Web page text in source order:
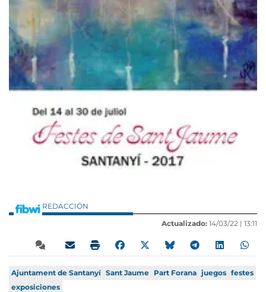
REDACCIÓN
Actualizado: 14/03/22 | 13:11
Ajuntament de Santanyí Sant Jaume Part Forana juegos festes
exposiciones